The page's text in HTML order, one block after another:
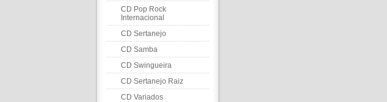
CD Pop Rock
Internacional
CD Sertanejo
CD Samba
CD Swingueira
CD Sertanejo Raiz
CD Variados